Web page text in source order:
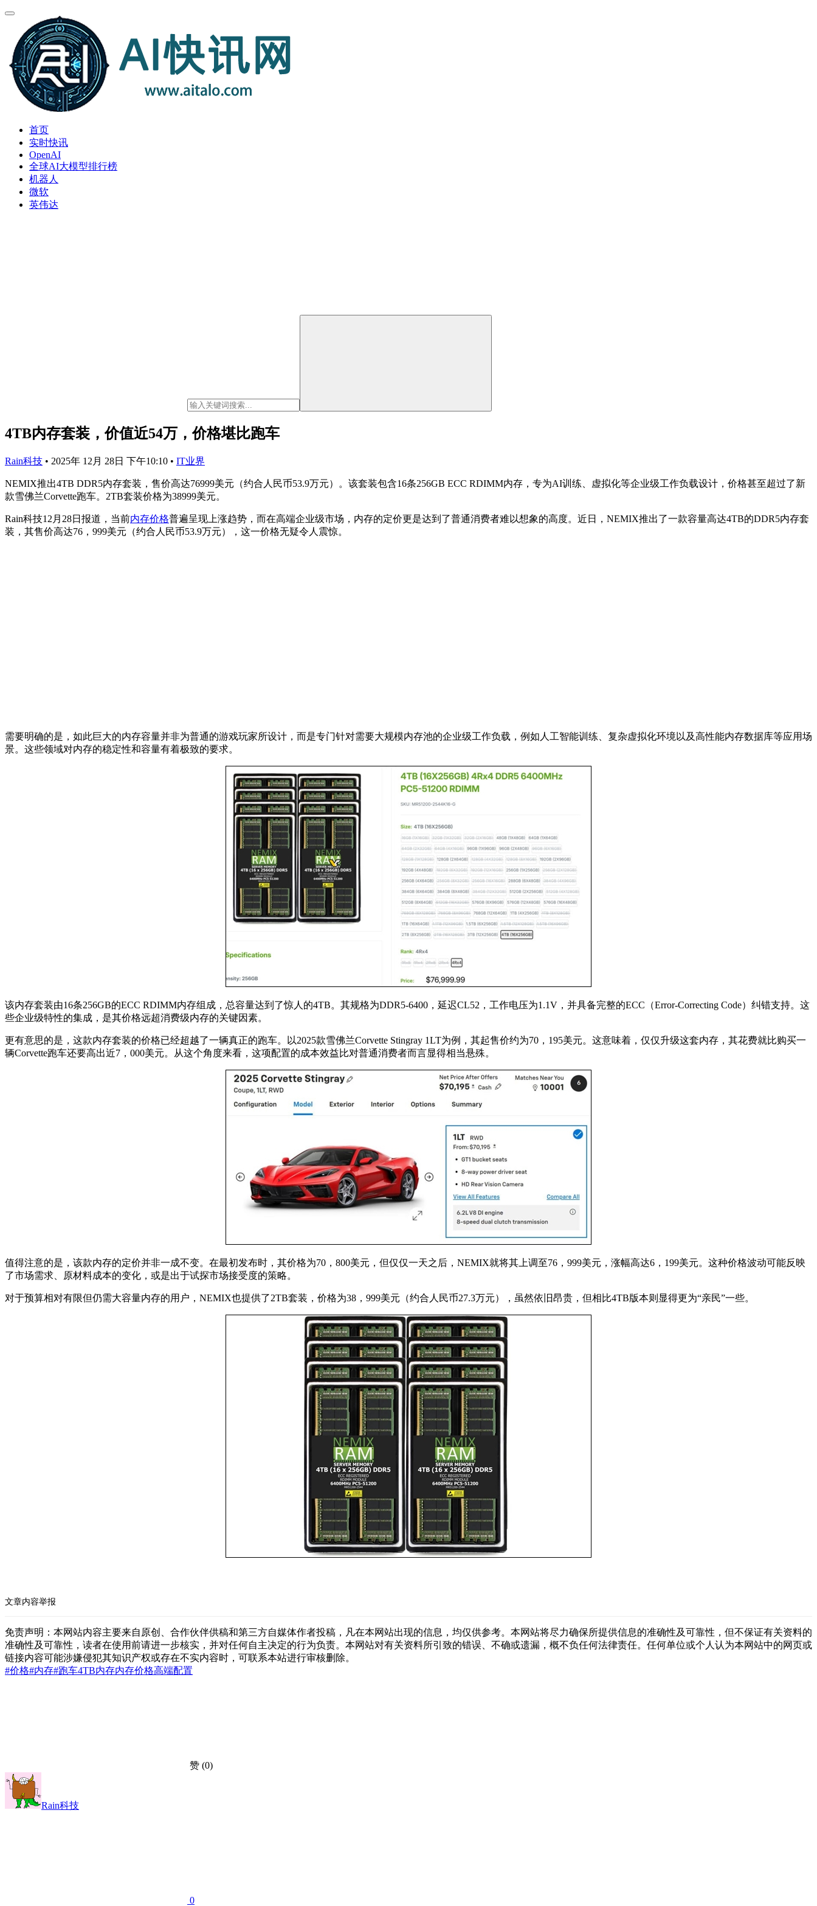
首页
实时快讯
OpenAI
全球AI大模型排行榜
机器人
微软
英伟达
4TB内存套装，价值近54万，价格堪比跑车
Rain科技 • 2025年 12月 28日 下午10:10 • IT业界
NEMIX推出4TB DDR5内存套装，售价高达76999美元（约合人民币53.9万元）。该套装包含16条256GB ECC RDIMM内存，专为AI训练、虚拟化等企业级工作负载设计，价格甚至超过了新
款雪佛兰Corvette跑车。2TB套装价格为38999美元。
Rain科技12月28日报道，当前内存价格普遍呈现上涨趋势，而在高端企业级市场，内存的定价更是达到了普通消费者难以想象的高度。近日，NEMIX推出了一款容量高达4TB的DDR5内存套
装，其售价高达76，999美元（约合人民币53.9万元），这一价格无疑令人震惊。
需要明确的是，如此巨大的内存容量并非为普通的游戏玩家所设计，而是专门针对需要大规模内存池的企业级工作负载，例如人工智能训练、复杂虚拟化环境以及高性能内存数据库等应用场
景。这些领域对内存的稳定性和容量有着极致的要求。
该内存套装由16条256GB的ECC RDIMM内存组成，总容量达到了惊人的4TB。其规格为DDR5-6400，延迟CL52，工作电压为1.1V，并具备完整的ECC（Error-Correcting Code）纠错支持。这
些企业级特性的集成，是其价格远超消费级内存的关键因素。
更有意思的是，这款内存套装的价格已经超越了一辆真正的跑车。以2025款雪佛兰Corvette Stingray 1LT为例，其起售价约为70，195美元。这意味着，仅仅升级这套内存，其花费就比购买一
辆Corvette跑车还要高出近7，000美元。从这个角度来看，这项配置的成本效益比对普通消费者而言显得相当悬殊。
值得注意的是，该款内存的定价并非一成不变。在最初发布时，其价格为70，800美元，但仅仅一天之后，NEMIX就将其上调至76，999美元，涨幅高达6，199美元。这种价格波动可能反映
了市场需求、原材料成本的变化，或是出于试探市场接受度的策略。
对于预算相对有限但仍需大容量内存的用户，NEMIX也提供了2TB套装，价格为38，999美元（约合人民币27.3万元），虽然依旧昂贵，但相比4TB版本则显得更为“亲民”一些。
文章内容举报
免责声明：本网站内容主要来自原创、合作伙伴供稿和第三方自媒体作者投稿，凡在本网站出现的信息，均仅供参考。本网站将尽力确保所提供信息的准确性及可靠性，但不保证有关资料的
准确性及可靠性，读者在使用前请进一步核实，并对任何自主决定的行为负责。本网站对有关资料所引致的错误、不确或遗漏，概不负任何法律责任。任何单位或个人认为本网站中的网页或
链接内容可能涉嫌侵犯其知识产权或存在不实内容时，可联系本站进行审核删除。
#价格#内存#跑车4TB内存内存价格高端配置
赞 (0)
Rain科技
0